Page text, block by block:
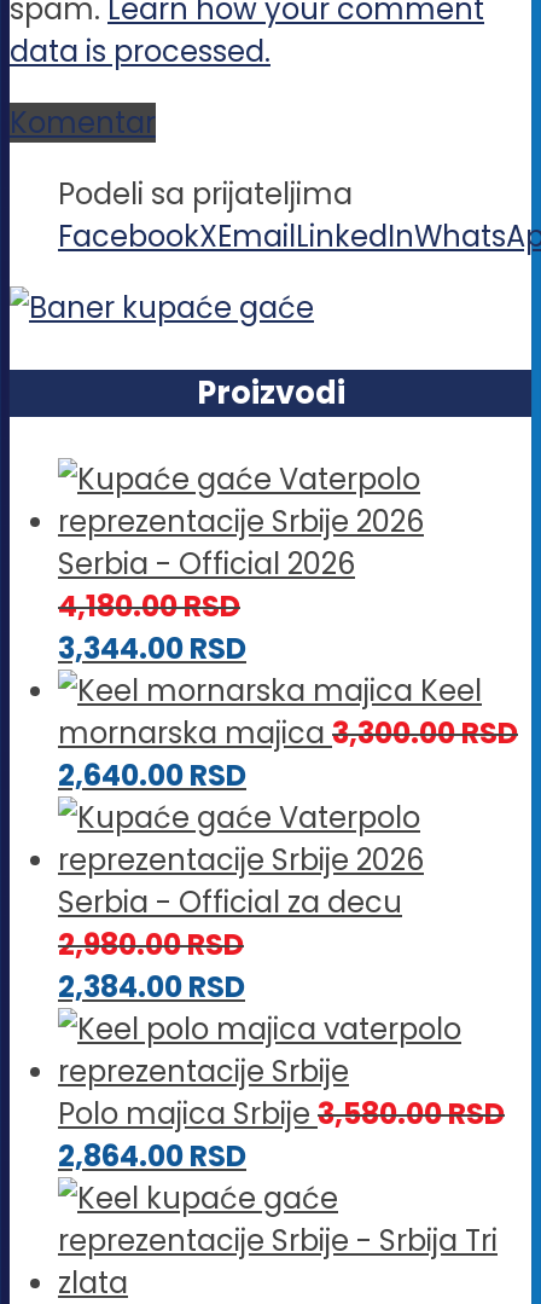
spam. Learn how your comment
data is processed.
Komentar
Podeli sa prijateljima
FacebookXEmailLinkedIn
Proizvodi
Serbia - Official 2026
4,180.00RSD
3,344.00RSD
Keel
mornarska majica 3,300.00RSD
2,640.00RSD
Serbia - Official za decu
2,980.00RSD
2,384.00RSD
Polo majica Srbije 3,580.00RSD
2,864.00RSD